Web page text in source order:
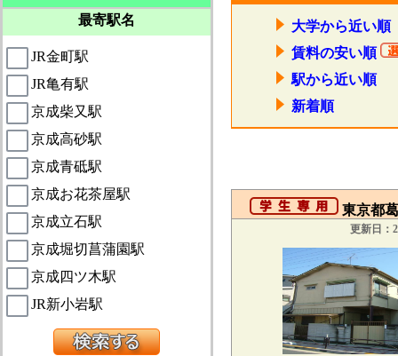
最寄駅名
JR金町駅
JR亀有駅
京成柴又駅
京成高砂駅
京成青砥駅
京成お花茶屋駅
京成立石駅
京成堀切菖蒲園駅
京成四ツ木駅
JR新小岩駅
大学から近い順
賃料の安い順
駅から近い順
新着順
東京都
更新日：